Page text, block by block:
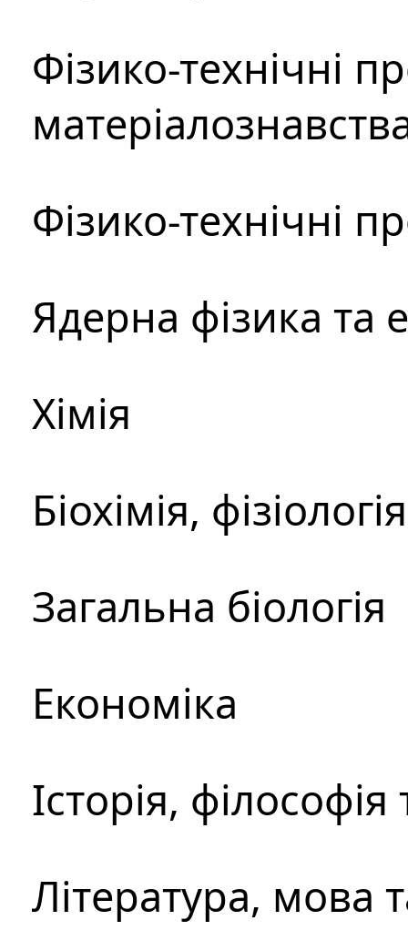
Фізико-технічні
Фізико-технічні
Ядерна фізика та
Хімія
Біохімія,
Загальна біологія
Економіка
Історія,
Література, мова